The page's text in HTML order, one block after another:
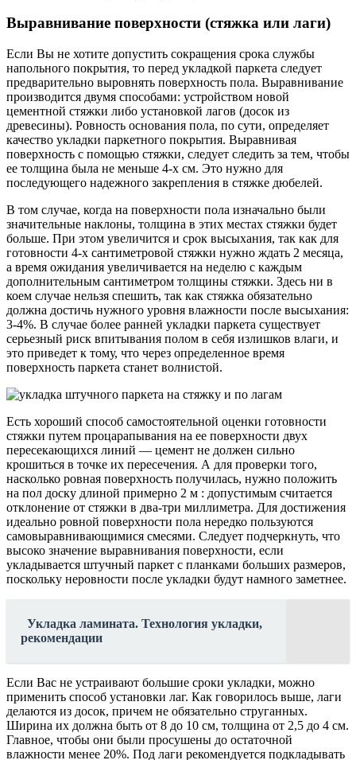
Выравнивание поверхности (стяжка или лаги)
Если Вы не хотите допустить сокращения срока службы
напольного покрытия, то перед укладкой паркета следует
предварительно выровнять поверхность пола. Выравнивание
производится двумя способами: устройством новой
цементной стяжки либо установкой лагов (досок из
древесины). Ровность основания пола, по сути, определяет
качество укладки паркетного покрытия. Выравнивая
поверхность с помощью стяжки, следует следить за тем, чтобы
ее толщина была не меньше 4-х см. Это нужно для
последующего надежного закрепления в стяжке дюбелей.
В том случае, когда на поверхности пола изначально были
значительные наклоны, толщина в этих местах стяжки будет
больше. При этом увеличится и срок высыхания, так как для
готовности 4-х сантиметровой стяжки нужно ждать 2 месяца,
а время ожидания увеличивается на неделю с каждым
дополнительным сантиметром толщины стяжки. Здесь ни в
коем случае нельзя спешить, так как стяжка обязательно
должна достичь нужного уровня влажности после высыхания:
3-4%. В случае более ранней укладки паркета существует
серьезный риск впитывания полом в себя излишков влаги, и
это приведет к тому, что через определенное время
поверхность паркета станет волнистой.
Есть хороший способ самостоятельной оценки готовности
стяжки путем процарапывания на ее поверхности двух
пересекающихся линий — цемент не должен сильно
крошиться в точке их пересечения. А для проверки того,
насколько ровная поверхность получилась, нужно положить
на пол доску длиной примерно 2 м : допустимым считается
отклонение от стяжки в два-три миллиметра. Для достижения
идеально ровной поверхности пола нередко пользуются
самовыравнивающимися смесями. Следует подчеркнуть, что
высоко значение выравнивания поверхности, если
укладывается штучный паркет с планками больших размеров,
поскольку неровности после укладки будут намного заметнее.
Укладка ламината. Технология укладки,
рекомендации
Если Вас не устраивают большие сроки укладки, можно
применить способ установки лаг. Как говорилось выше, лаги
делаются из досок, причем не обязательно струганных.
Ширина их должна быть от 8 до 10 см, толщина от 2,5 до 4 см.
Главное, чтобы они были просушены до остаточной
влажности менее 20%. Под лаги рекомендуется подкладывать